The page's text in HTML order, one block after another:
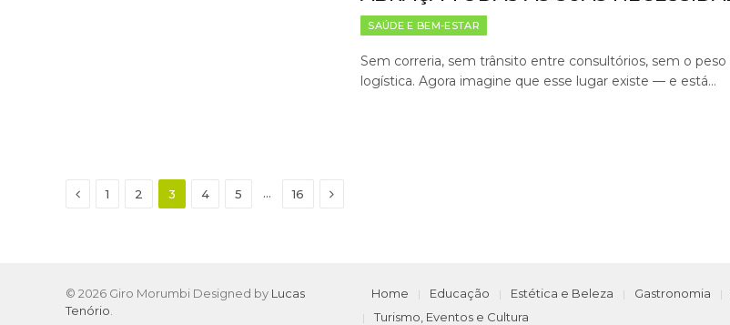
SAÚDE E BEM-ESTAR
Sem correria, sem trânsito entre consultórios, sem o peso
logística. Agora imagine que esse lugar existe — e está…
Previous
1 2 3 4 5 … 16 Next
© 2026 Giro Morumbi Designed by Lucas
Tenório
Home Educação Estética e Beleza Gastronomia
Turismo, Eventos e Cultura